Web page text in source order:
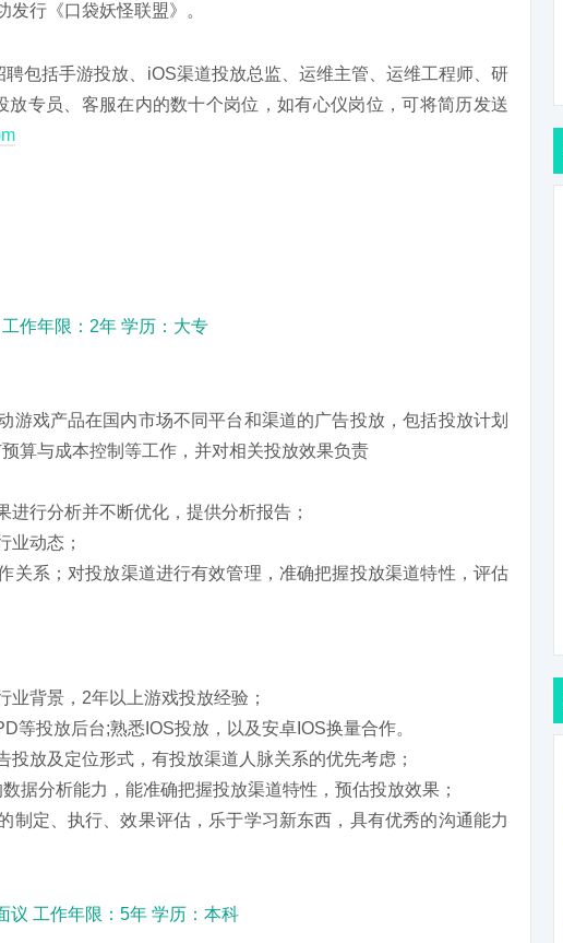
行《口袋妖怪联盟》。
包括手游投放、iOS渠道投放总监、运维主管、运维工程师、研
放专员、客服在内的数十个岗位，如有心仪岗位，可将简历发送
作年限：2年 学历：大专
游戏产品在国内市场不同平台和渠道的广告投放，包括投放计划
算与成本控制等工作，并对相关投放效果负责
进行分析并不断优化，提供分析报告；
业动态；
关系；对投放渠道进行有效管理，准确把握投放渠道特性，评估
背景，2年以上游戏投放经验；
等投放后台;熟悉IOS投放，以及安卓IOS换量合作。
投放及定位形式，有投放渠道人脉关系的优先考虑；
据分析能力，能准确把握投放渠道特性，预估投放效果；
制定、执行、效果评估，乐于学习新东西，具有优秀的沟通能力
议 工作年限：5年 学历：本科